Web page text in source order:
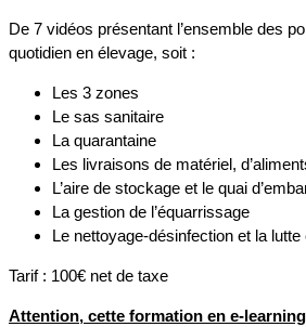
De 7 vidéos présentant l’ensemble des
quotidien en élevage, soit :
Les 3 zones
Le sas sanitaire
La quarantaine
Les livraisons de matériel,
L’aire de stockage et le quai
La gestion de l’équarrissage
Le nettoyage-désinfection et la
Tarif : 100€ net de taxe
Attention, cette formation en e-